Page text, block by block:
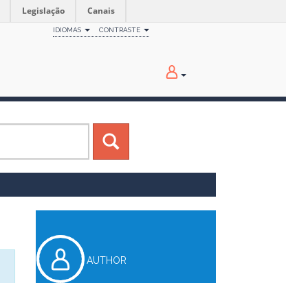
Legislação Canais
IDIOMAS CONTRASTE
AUTHOR